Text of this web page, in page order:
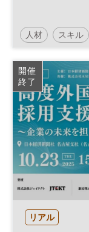
人材 スキル
経営戦略 参
日経メッセプ
開催
終了
リアル